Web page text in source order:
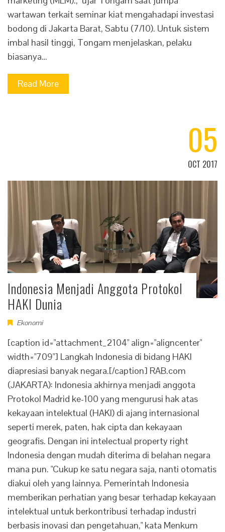
wartawan terkait seminar kiat mengahadapi investasi
bodong di Jakarta Barat, Sabtu (7/10). Untuk sistem
imbal hasil tinggi, Tongam menjelaskan, pelaku
biasanya…
Read More
05
OCT 2017
Indonesia Menjadi Anggota Protokol
HAKI Dunia
Ekonomi
[caption id="attachment_2104" align="aligncenter"
width="709"] Langkah Indonesia di bidang HAKI
diapresiasi banyak negara.[/caption] RAB.com
(JAKARTA): Indonesia akhirnya menjadi anggota
Protokol Madrid ke-100 yang mengurusi hak atas
kekayaan intelektual (HAKI) di ajang internasional
seperti merek, paten, hak cipta dan kekayaan
geografis. Dengan ini intelectual property right
Indonesia dengan mudah diterima di belahan negara
mana pun. "Cukup ke satu negara saja, nanti otomatis
diakui oleh yang lainnya. Pemerintah Indonesia
memberikan perhatian yang besar terhadap kekayaan
intelektual untuk berkontribusi terhadap industri
berbasis inovasi dan pengetahuan," kata Menkum